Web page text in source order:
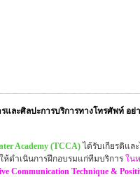
และศิลปะการบริการทางโทรศัพท์ อ
Academy (TCCA) ได้รับเกียรติแล
ให้ดำเนินการฝึกอบรมแก่ทีมบริการ ใน
Communication Technique &